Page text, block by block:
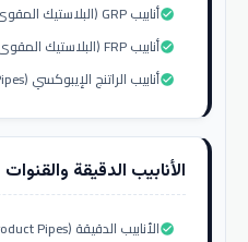
أنابيب GRP (البلاستيك المقوى بالألياف الزجاجية)check_circle
أنابيب FRP (البلاستيك المقوى بالألياف الزجاجية)check_circle
أنابيب الراتنج الإيبوكسي (Epoxy Resin Pipes)check_circle
الأنابيب الدقيقة والقنوات
الأنابيب الدقيقة (Microduct Pipes)check_circle